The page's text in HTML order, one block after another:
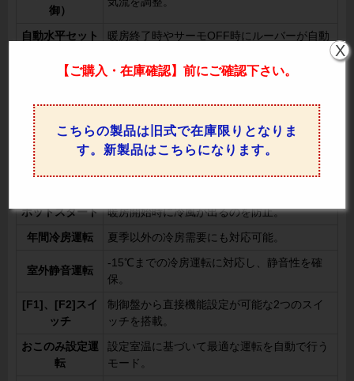
御）
自動水平セット
暖房終了時やサーモOFF時にルーバーが自動
オートスイング
人感センサ制御
人感センサーで人の有無を確認し、無駄な運
転を防いで節電を実現。
ホットスタート 暖房開始時に冷風が出るのを防止。
年間冷房運転 夏季以外の冷房需要にも対応可能。
室外静音運転
-15℃までの冷房運転に対応し、静音性を確
保。
[F1]、[F2]スイ
ッチ
制御盤から直接機能設定が可能な2つのスイ
ッチを搭載。
おこのみ設定運
転
設定室温に基づいて最適な運転を自動で行う
モード。
【ご購入・在庫確認】前にご確認下さい。
こちらの製品は旧式で在庫限りとなりま
す。新製品はこちらになります。
X